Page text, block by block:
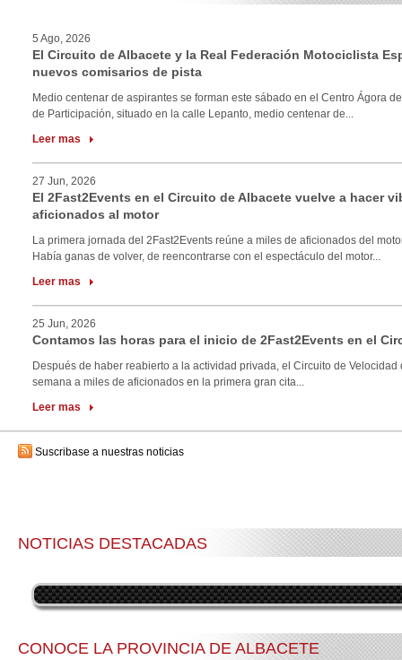
5 Ago, 2026
El Circuito de Albacete y la Real Federación Motociclista
nuevos comisarios de pista
Medio centenar de aspirantes se forman este sábado en el Centro Ágora
de Participación, situado en la calle Lepanto, medio centenar de...
Leer mas
27 Jun, 2026
El 2Fast2Events en el Circuito de Albacete vuelve a hacer
aficionados al motor
La primera jornada del 2Fast2Events reúne a miles de aficionados del
Había ganas de volver, de reencontrarse con el espectáculo del motor...
Leer mas
25 Jun, 2026
Contamos las horas para el inicio de 2Fast2Events en el
Después de haber reabierto a la actividad privada, el Circuito de Velocidad
semana a miles de aficionados en la primera gran cita...
Leer mas
Suscribase a nuestras noticias
NOTICIAS DESTACADAS
CONOCE LA PROVINCIA DE ALBACETE